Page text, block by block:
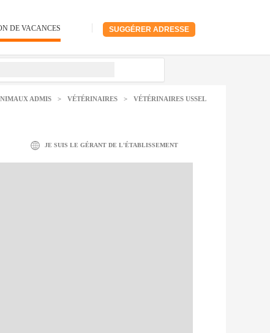
SUGGÉRER ADRESSE
DE VACANCES
ADMIS > VÉTÉRINAIRES > VÉTÉRINAIRES USSEL
JE SUIS LE GÉRANT DE L'ÉTABLISSEMENT